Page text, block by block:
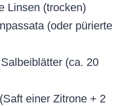
Linsen (trocken)
(oder pürierte
(ca. 20
einer Zitrone + 2